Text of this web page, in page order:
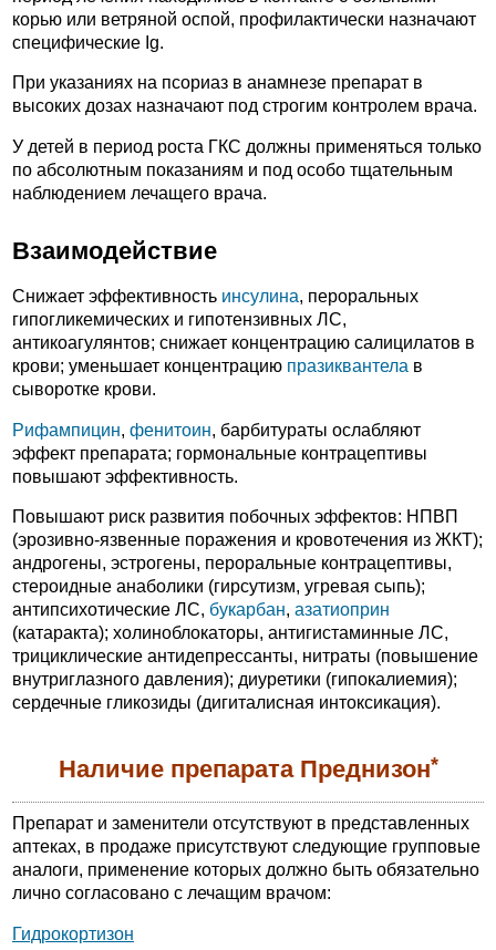
корью или ветряной оспой, профилактически назначают
специфические Ig.
При указаниях на псориаз в анамнезе препарат в
высоких дозах назначают под строгим контролем врача.
У детей в период роста ГКС должны применяться только
по абсолютным показаниям и под особо тщательным
наблюдением лечащего врача.
Взаимодействие
Снижает эффективность инсулина, пероральных
гипогликемических и гипотензивных ЛС,
антикоагулянтов; снижает концентрацию салицилатов в
крови; уменьшает концентрацию празиквантела в
сыворотке крови.
Рифампицин, фенитоин, барбитураты ослабляют
эффект препарата; гормональные контрацептивы
повышают эффективность.
Повышают риск развития побочных эффектов: НПВП
(эрозивно-язвенные поражения и кровотечения из ЖКТ);
андрогены, эстрогены, пероральные контрацептивы,
стероидные анаболики (гирсутизм, угревая сыпь);
антипсихотические ЛС, букарбан, азатиоприн
(катаракта); холиноблокаторы, антигистаминные ЛС,
трициклические антидепрессанты, нитраты (повышение
внутриглазного давления); диуретики (гипокалиемия);
сердечные гликозиды (дигиталисная интоксикация).
Наличие препарата Преднизон*
Препарат и заменители отсутствуют в представленных
аптеках, в продаже присутствуют следующие групповые
аналоги, применение которых должно быть обязательно
лично согласовано с лечащим врачом:
Гидрокортизон